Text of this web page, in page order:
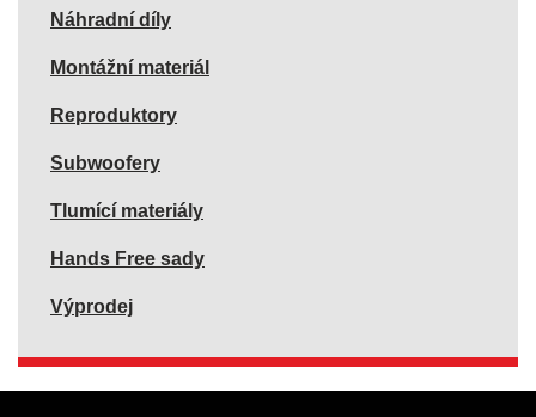
Náhradní díly
Montážní materiál
Reproduktory
Subwoofery
Tlumící materiály
Hands Free sady
Výprodej